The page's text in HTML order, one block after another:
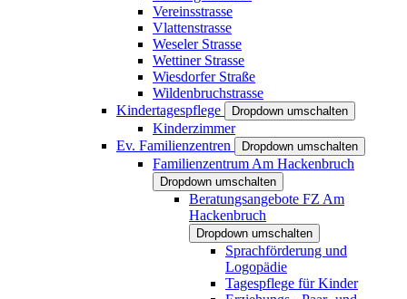
Vereinsstrasse
Vlattenstrasse
Weseler Strasse
Wettiner Strasse
Wiesdorfer Straße
Wildenbruchstrasse
Kindertagespflege
Dropdown umschalten
Kinderzimmer
Ev. Familienzentren
Dropdown umschalten
Familienzentrum Am Hackenbruch
Dropdown umschalten
Beratungsangebote FZ Am
Hackenbruch
Dropdown umschalten
Sprachförderung und
Logopädie
Tagespflege für Kinder